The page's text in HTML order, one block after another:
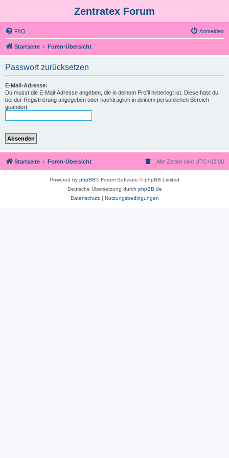
Zentratex Forum
FAQ Anmelden
Startseite Foren-Übersicht
Passwort zurücksetzen
E-Mail-Adresse:
Du musst die E-Mail-Adresse angeben, die in deinem Profil hinterlegt ist. Diese hast du
bei der Registrierung angegeben oder nachträglich in deinem persönlichen Bereich
geändert.
Startseite Foren-Übersicht Alle Zeiten sind UTC+02:00
Powered by phpBB® Forum Software © phpBB Limited
Deutsche Übersetzung durch phpBB.de
Datenschutz| Nutzungsbedingungen